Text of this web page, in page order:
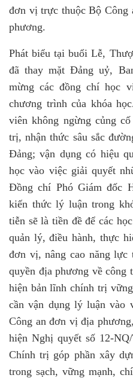
đơn vị trực thuộc Bộ Công
phương.
Phát biểu tại buổi Lễ,
đã thay mặt Đảng uỷ,
mừng các đồng chí học
chương trình của khóa
viên không ngừng củng
trị, nhận thức sâu sắc
Đảng; vận dụng có hiệu
học vào việc giải quyết
Đồng chí Phó Giám đốc
kiến thức lý luận trong
tiễn sẽ là tiền đề để các
quản lý, điều hành, thực
đơn vị, nâng cao năng
quyền địa phương về công
hiện bản lĩnh chính trị
cần vận dụng lý luận vào
Công an đơn vị địa
hiện Nghị quyết số 12-
Chính trị góp phần xây
trong sạch, vững mạnh,